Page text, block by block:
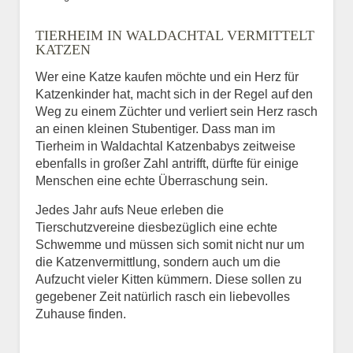
BILD HOCHLADEN
Vermisst seit
Ort des Verschwindens
TIERHEIM IN WALDACHTAL VERMITTELT
KATZEN
Wer eine Katze kaufen möchte und ein Herz für
Katzenkinder hat, macht sich in der Regel auf den
Weg zu einem Züchter und verliert sein Herz rasch
an einen kleinen Stubentiger. Dass man im
Tierheim in Waldachtal Katzenbabys zeitweise
ebenfalls in großer Zahl antrifft, dürfte für einige
Menschen eine echte Überraschung sein.
Jedes Jahr aufs Neue erleben die
Tierschutzvereine diesbezüglich eine echte
Schwemme und müssen sich somit nicht nur um
die Katzenvermittlung, sondern auch um die
Aufzucht vieler Kitten kümmern. Diese sollen zu
gegebener Zeit natürlich rasch ein liebevolles
Zuhause finden.